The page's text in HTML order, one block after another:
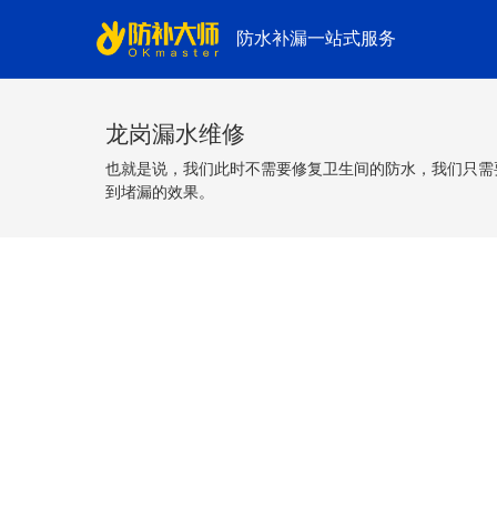
防水补漏一站式服务
龙岗漏水维修
也就是说，我们此时不需要修复卫生间的防水，我们只
到堵漏的效果。